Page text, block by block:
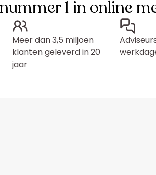
1 in online
Meer dan 3,5 miljoen
klanten geleverd in 20
jaar